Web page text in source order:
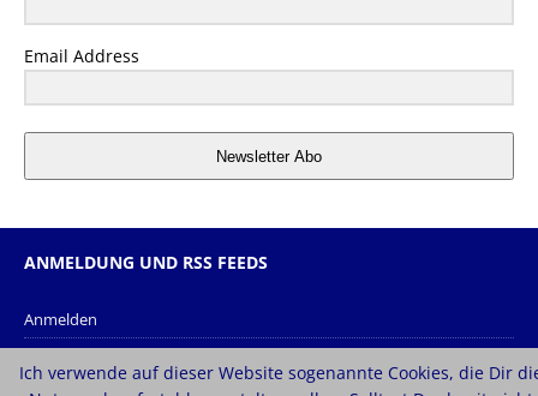
Email Address
Newsletter Abo
ANMELDUNG UND RSS FEEDS
Anmelden
Ich verwende auf dieser Website sogenannte Cookies, die Dir